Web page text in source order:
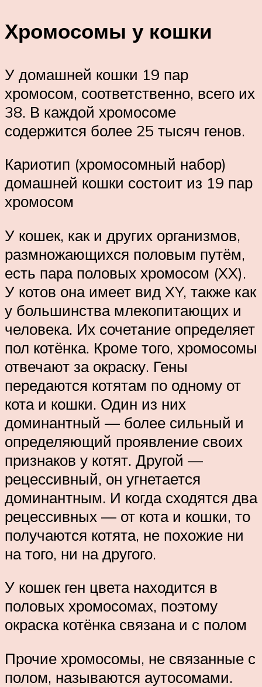
Хромосомы у кошки
У домашней кошки 19 пар
хромосом, соответственно, всего их
38. В каждой хромосоме
содержится более 25 тысяч генов.
Кариотип (хромосомный набор)
домашней кошки состоит из 19 пар
хромосом
У кошек, как и других организмов,
размножающихся половым путём,
есть пара половых хромосом (XX).
У котов она имеет вид XY, также как
у большинства млекопитающих и
человека. Их сочетание определяет
пол котёнка. Кроме того, хромосомы
отвечают за окраску. Гены
передаются котятам по одному от
кота и кошки. Один из них
доминантный — более сильный и
определяющий проявление своих
признаков у котят. Другой —
рецессивный, он угнетается
доминантным. И когда сходятся два
рецессивных — от кота и кошки, то
получаются котята, не похожие ни
на того, ни на другого.
У кошек ген цвета находится в
половых хромосомах, поэтому
окраска котёнка связана и с полом
Прочие хромосомы, не связанные с
полом, называются аутосомами.